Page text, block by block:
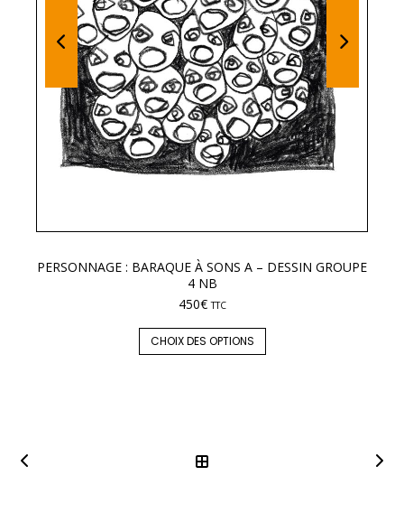
PERSONNAGE : BARAQUE À SONS A – DESSIN GROUPE
4 NB
450€ TTC
CHOIX DES OPTIONS